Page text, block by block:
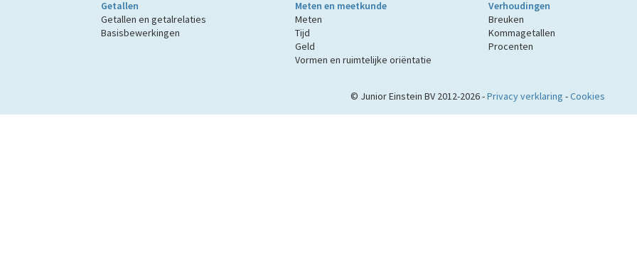
Getallen
Getallen en getalrelaties
Basisbewerkingen
Meten en meetkunde
Meten
Tijd
Geld
Vormen en ruimtelijke oriëntatie
Verhoudingen
Breuken
Kommagetallen
Procenten
© Junior Einstein BV 2012-2026 -Privacy verklaring -Cookies